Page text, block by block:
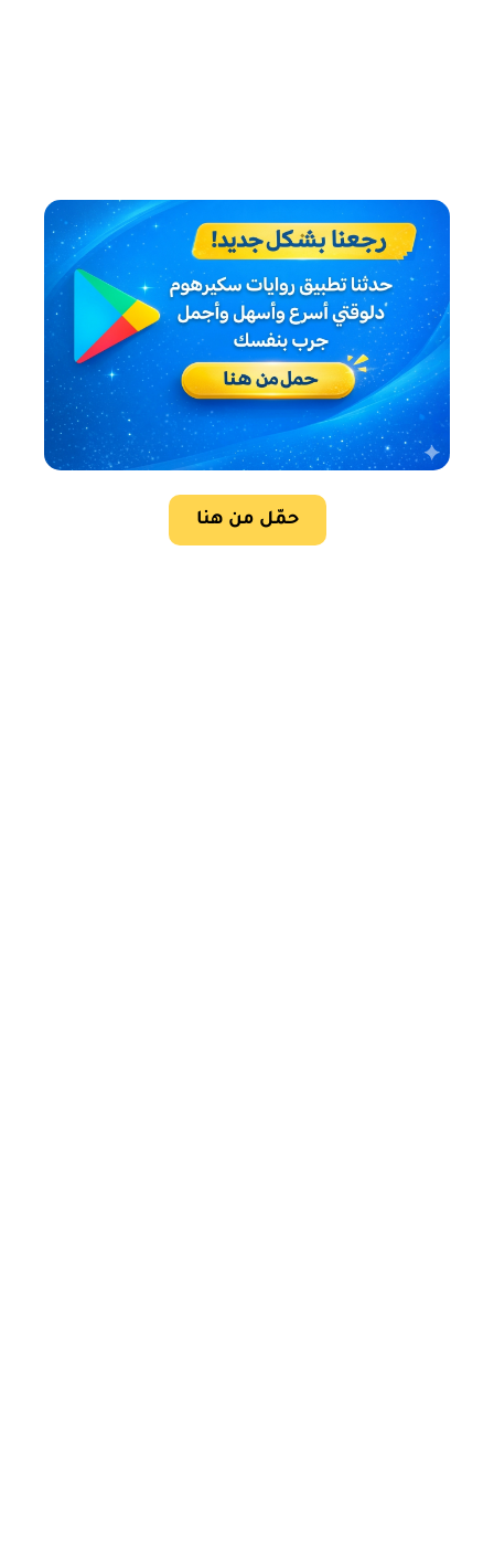
حمّل من هنا